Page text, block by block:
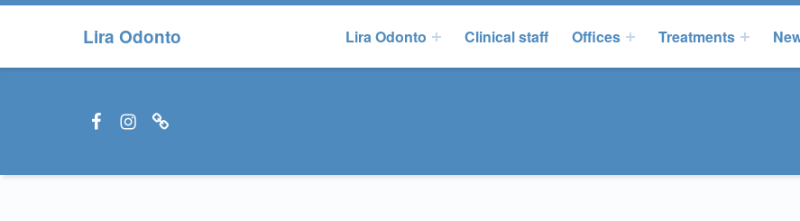
Lira Odonto Lira Odonto Clinical staff Offices Treatments
Facebook LiraOdonto
Instagram LiraOdonto
Site LiraOdonto